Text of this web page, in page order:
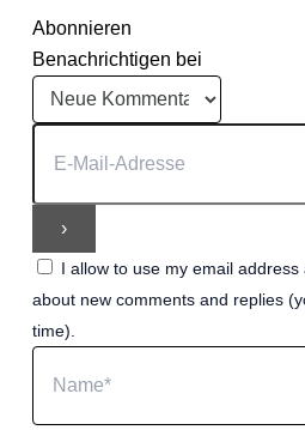
Abonnieren
Benachrichtigen bei
I allow to use my email
about new comments and replies
time).